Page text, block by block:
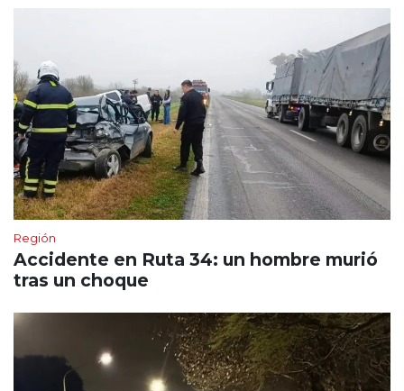
Región
Accidente en Ruta 34: un hombre murió
tras un choque